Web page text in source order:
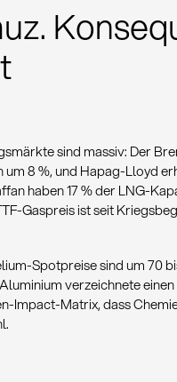
sind massiv: Der
8 %, und Hapag-Lloyd
haben 17 % der LNG-
Gaspreis ist seit
Spotpreise sind um 70
verzeichnete
Impact-Matrix, dass